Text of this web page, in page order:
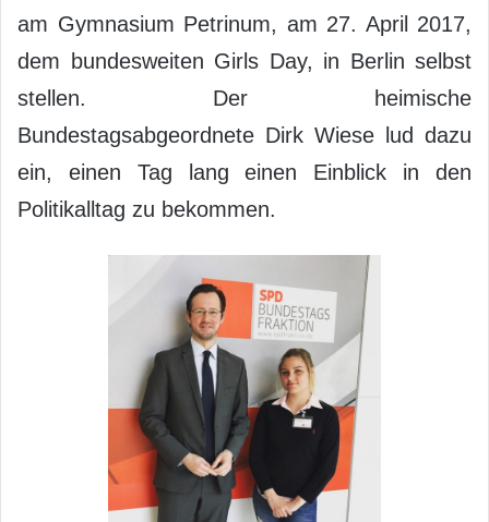
am Gymnasium Petrinum, am 27. April 2017,
dem bundesweiten Girls Day, in Berlin selbst
stellen. Der heimische
Bundestagsabgeordnete Dirk Wiese lud dazu
ein, einen Tag lang einen Einblick in den
Politikalltag zu bekommen.